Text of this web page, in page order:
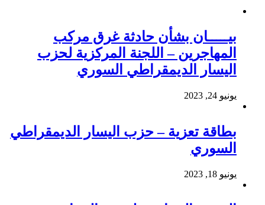
بيـــــان بشأن حادثة غرق مركب
المهاجرين – اللجنة المركزية لحزب
اليسار الديمقراطي السوري
يونيو 24, 2023
بطاقة تعزية – حزب اليسار الديمقراطي
السوري
يونيو 18, 2023